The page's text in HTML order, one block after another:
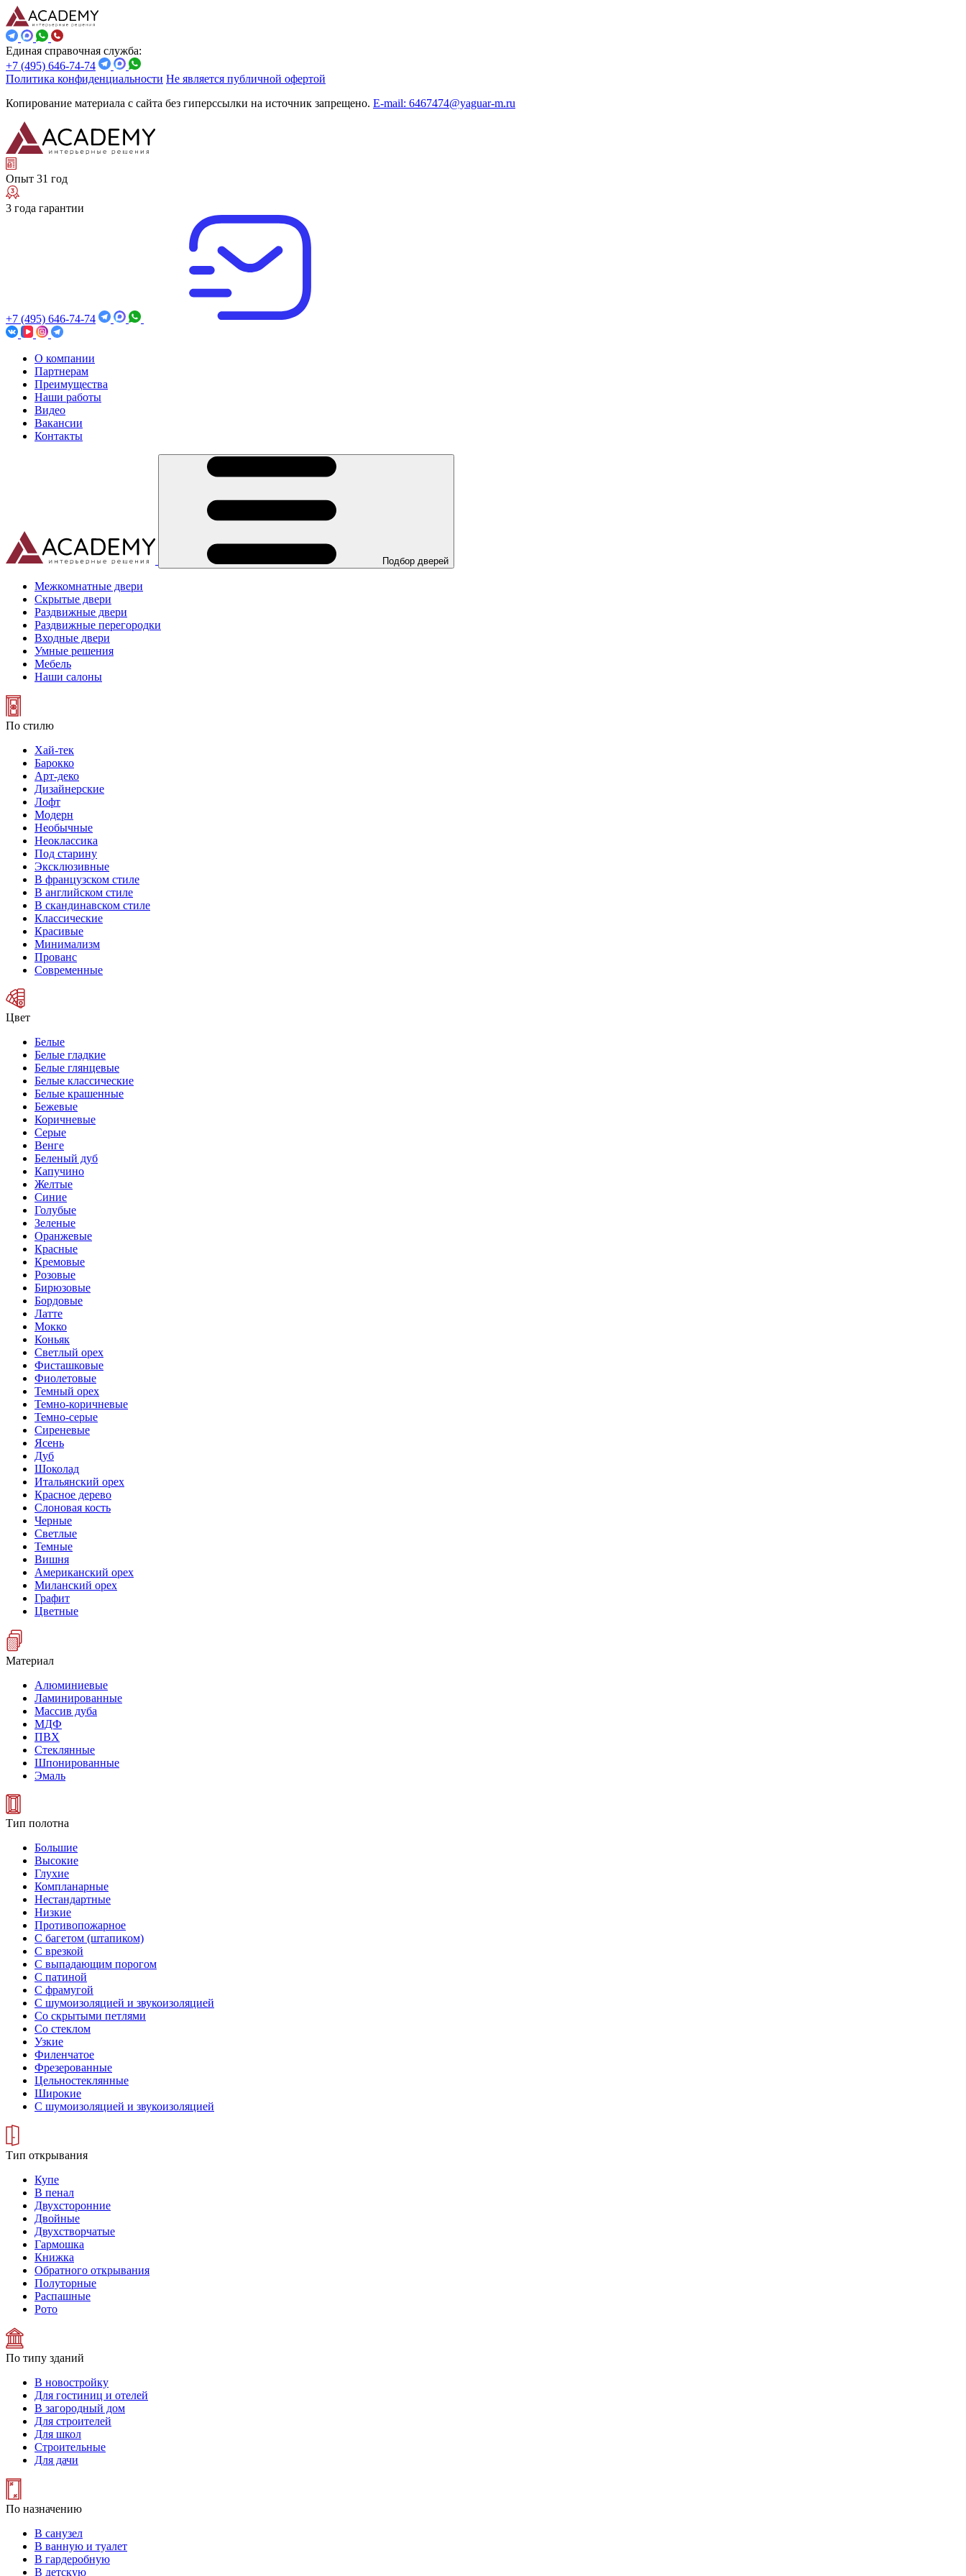
Единая справочная служба:
+7 (495) 646-74-74
Политика конфиденциальности Не является публичной офертой
Копирование материала с сайта без гиперссылки на источник запрещено. E-mail: 6467474@yaguar-m.ru
Опыт 31 год
3 года гарантии
+7 (495) 646-74-74
О компании
Партнерам
Преимущества
Наши работы
Видео
Вакансии
Контакты
Подбор дверей
Межкомнатные двери
Скрытые двери
Раздвижные двери
Раздвижные перегородки
Входные двери
Умные решения
Мебель
Наши салоны
По стилю
Хай-тек
Барокко
Арт-деко
Дизайнерские
Лофт
Модерн
Необычные
Неоклассика
Под старину
Эксклюзивные
В французском стиле
В английском стиле
В скандинавском стиле
Классические
Красивые
Минимализм
Прованс
Современные
Цвет
Белые
Белые гладкие
Белые глянцевые
Белые классические
Белые крашенные
Бежевые
Коричневые
Серые
Венге
Беленый дуб
Капучино
Желтые
Синие
Голубые
Зеленые
Оранжевые
Красные
Кремовые
Розовые
Бирюзовые
Бордовые
Латте
Мокко
Коньяк
Светлый орех
Фисташковые
Фиолетовые
Темный орех
Темно-коричневые
Темно-серые
Сиреневые
Ясень
Дуб
Шоколад
Итальянский орех
Красное дерево
Слоновая кость
Черные
Светлые
Темные
Вишня
Американский орех
Миланский орех
Графит
Цветные
Материал
Алюминиевые
Ламинированные
Массив дуба
МДФ
ПВХ
Стеклянные
Шпонированные
Эмаль
Тип полотна
Большие
Высокие
Глухие
Компланарные
Нестандартные
Низкие
Противопожарное
С багетом (штапиком)
С врезкой
С выпадающим порогом
С патиной
С фрамугой
С шумоизоляцией и звукоизоляцией
Со скрытыми петлями
Со стеклом
Узкие
Филенчатое
Фрезерованные
Цельностеклянные
Широкие
С шумоизоляцией и звукоизоляцией
Тип открывания
Купе
В пенал
Двухсторонние
Двойные
Двухстворчатые
Гармошка
Книжка
Обратного открывания
Полуторные
Распашные
Рото
По типу зданий
В новостройку
Для гостиниц и отелей
В загородный дом
Для строителей
Для школ
Строительные
Для дачи
По назначению
В санузел
В ванную и туалет
В гардеробную
В детскую